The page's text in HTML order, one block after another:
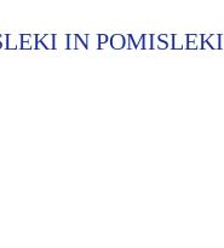
IN POMISLEKI